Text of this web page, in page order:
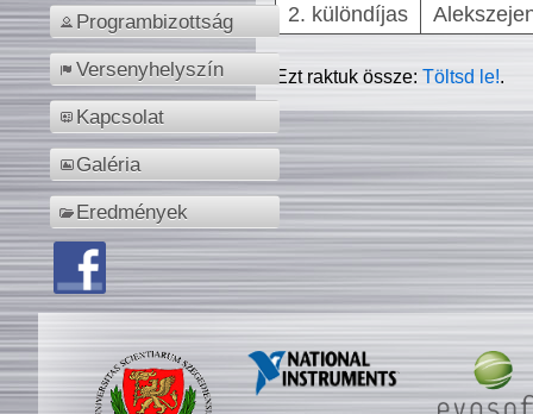
Programbizottság
Versenyhelyszín
Kapcsolat
Galéria
Eredmények
2. különdíjas
Ezt raktuk össze:Töltsd le!.